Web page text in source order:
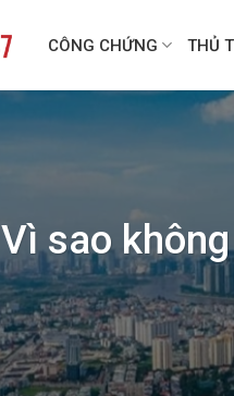
CÔNG CHỨNG THỦ
Vì sao